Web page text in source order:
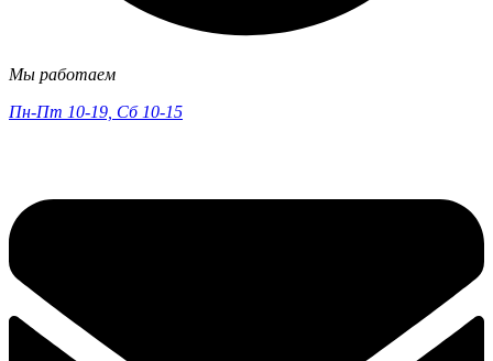
Мы работаем
Пн-Пт 10-19, Сб 10-15